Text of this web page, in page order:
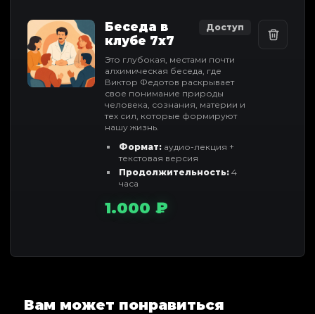
Доступ
Беседа в
клубе 7x7
Это глубокая, местами почти
алхимическая беседа, где
Виктор Федотов раскрывает
свое понимание природы
человека, сознания, материи и
тех сил, которые формируют
нашу жизнь.
Формат: аудио-лекция +
текстовая версия
Продолжительность: 4
часа
1.000 ₽
Вам может понравиться